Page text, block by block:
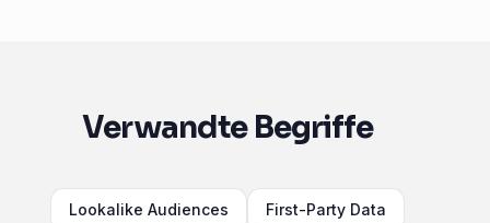
Verwandte Begriffe
Lookalike Audiences First-Party Data